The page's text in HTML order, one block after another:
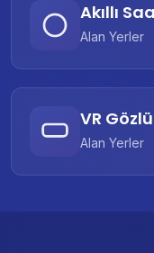
Akıllı
Alan Yerler
VR
Alan Yerler